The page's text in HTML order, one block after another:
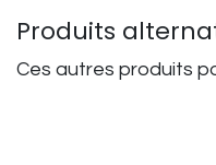
Produits
Ces autres produits